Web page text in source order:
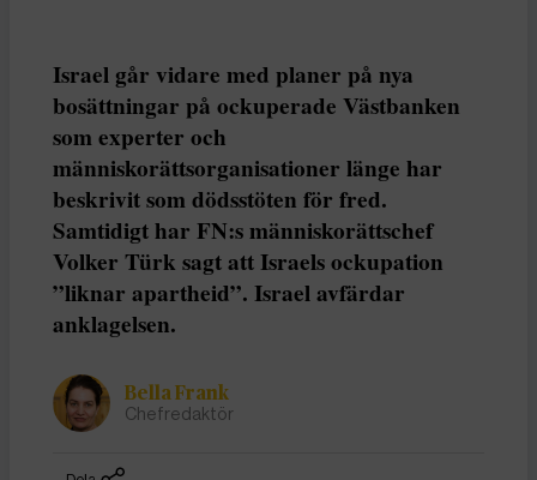
Israel går vidare med planer på nya
bosättningar på ockuperade Västbanken
som experter och
människorättsorganisationer länge har
beskrivit som dödsstöten för fred.
Samtidigt har FN:s människorättschef
Volker Türk sagt att Israels ockupation
”liknar apartheid”. Israel avfärdar
anklagelsen.
Bella Frank
Chefredaktör